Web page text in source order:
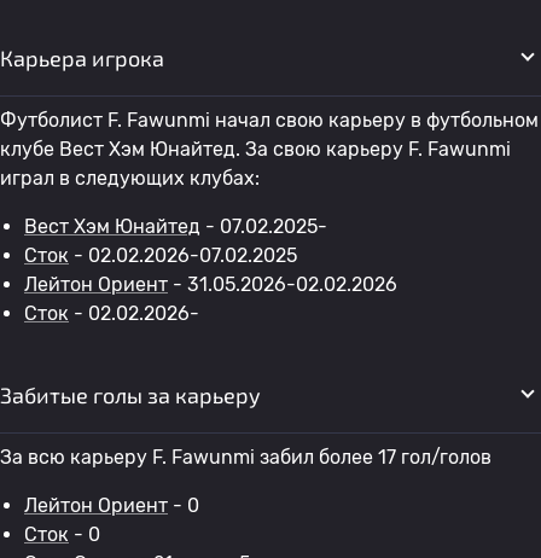
Карьера игрока
Футболист F. Fawunmi начал свою карьеру в футбольном
клубе Вест Хэм Юнайтед. За свою карьеру F. Fawunmi
играл в следующих клубах:
Вест Хэм Юнайтед - 07.02.2025-
Сток - 02.02.2026-07.02.2025
Лейтон Ориент - 31.05.2026-02.02.2026
Сток - 02.02.2026-
Забитые голы за карьеру
За всю карьеру F. Fawunmi забил более 17 гол/голов
Лейтон Ориент - 0
Сток - 0